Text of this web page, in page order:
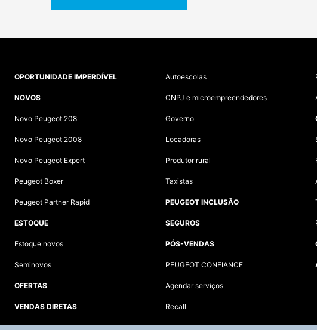
OPORTUNIDADE IMPERDÍVEL
NOVOS
Novo Peugeot 208
Novo Peugeot 2008
Novo Peugeot Expert
Peugeot Boxer
Peugeot Partner Rapid
ESTOQUE
Estoque novos
Seminovos
OFERTAS
VENDAS DIRETAS
Autoescolas
CNPJ e microempreendedores
Governo
Locadoras
Produtor rural
Taxistas
PEUGEOT INCLUSÃO
SEGUROS
PÓS-VENDAS
PEUGEOT CONFIANCE
Agendar serviços
Recall